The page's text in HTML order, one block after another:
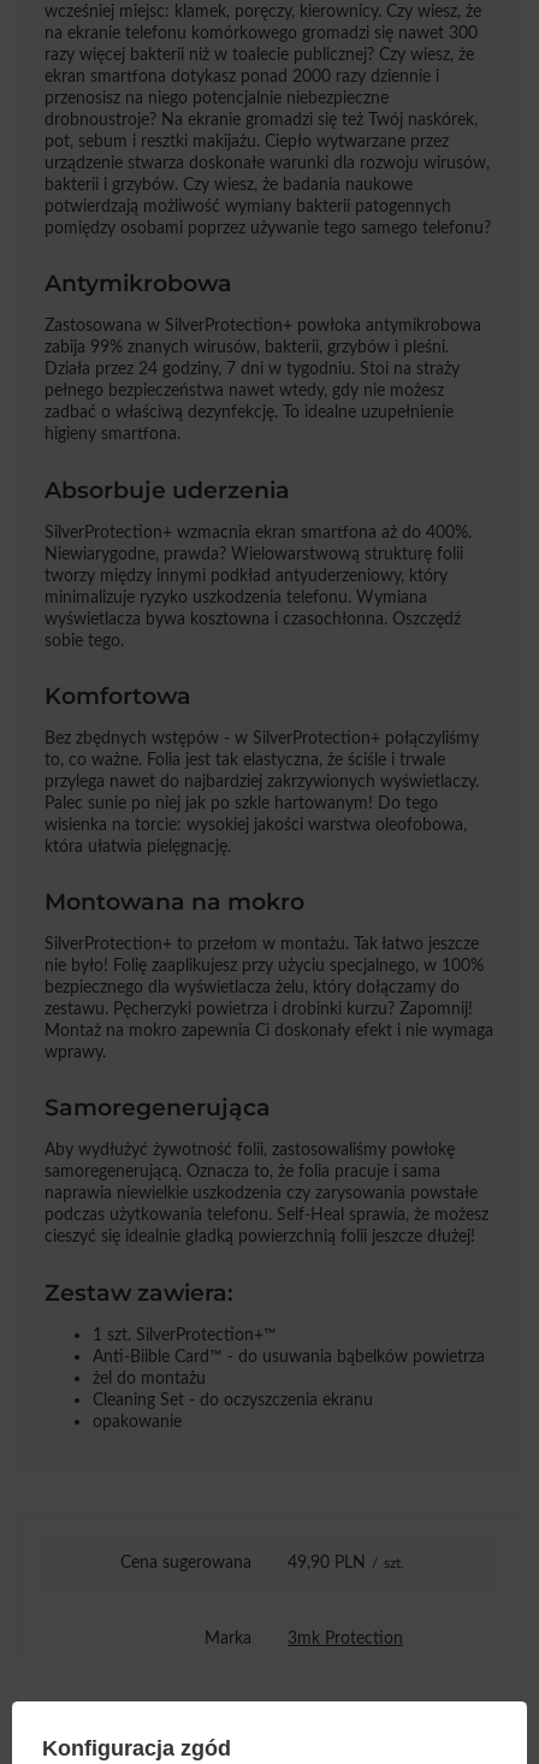
wcześniej miejsc: klamek, poręczy, kierownicy. Czy wiesz, że
na ekranie telefonu komórkowego gromadzi się nawet 300
razy więcej bakterii niż w toalecie publicznej? Czy wiesz, że
ekran smartfona dotykasz ponad 2000 razy dziennie i
przenosisz na niego potencjalnie niebezpieczne
drobnoustroje? Na ekranie gromadzi się też Twój naskórek,
pot, sebum i resztki makijażu. Ciepło wytwarzane przez
urządzenie stwarza doskonałe warunki dla rozwoju wirusów,
bakterii i grzybów. Czy wiesz, że badania naukowe
potwierdzają możliwość wymiany bakterii patogennych
pomiędzy osobami poprzez używanie tego samego telefonu?
Antymikrobowa
Zastosowana w SilverProtection+ powłoka antymikrobowa
zabija 99% znanych wirusów, bakterii, grzybów i pleśni.
Działa przez 24 godziny, 7 dni w tygodniu. Stoi na straży
pełnego bezpieczeństwa nawet wtedy, gdy nie możesz
zadbać o właściwą dezynfekcję. To idealne uzupełnienie
higieny smartfona.
Absorbuje uderzenia
SilverProtection+ wzmacnia ekran smartfona aż do 400%.
Niewiarygodne, prawda? Wielowarstwową strukturę folii
tworzy między innymi podkład antyuderzeniowy, który
minimalizuje ryzyko uszkodzenia telefonu. Wymiana
wyświetlacza bywa kosztowna i czasochłonna. Oszczędź
sobie tego.
Komfortowa
Bez zbędnych wstępów - w SilverProtection+ połączyliśmy
to, co ważne. Folia jest tak elastyczna, że ściśle i trwale
przylega nawet do najbardziej zakrzywionych wyświetlaczy.
Palec sunie po niej jak po szkle hartowanym! Do tego
wisienka na torcie: wysokiej jakości warstwa oleofobowa,
która ułatwia pielęgnację.
Montowana na mokro
SilverProtection+ to przełom w montażu. Tak łatwo jeszcze
nie było! Folię zaaplikujesz przy użyciu specjalnego, w 100%
bezpiecznego dla wyświetlacza żelu, który dołączamy do
zestawu. Pęcherzyki powietrza i drobinki kurzu? Zapomnij!
Montaż na mokro zapewnia Ci doskonały efekt i nie wymaga
wprawy.
Samoregenerująca
Aby wydłużyć żywotność folii, zastosowaliśmy powłokę
samoregenerującą. Oznacza to, że folia pracuje i sama
naprawia niewielkie uszkodzenia czy zarysowania powstałe
podczas użytkowania telefonu. Self-Heal sprawia, że możesz
cieszyć się idealnie gładką powierzchnią folii jeszcze dłużej!
Zestaw zawiera:
1 szt. SilverProtection+™
Anti-Biible Card™ - do usuwania bąbelków powietrza
żel do montażu
Cleaning Set - do oczyszczenia ekranu
opakowanie
Cena sugerowana 49,90 PLN / szt.
Marka 3mk Protection
za ten produkt na terenie
Konfiguracja zgód